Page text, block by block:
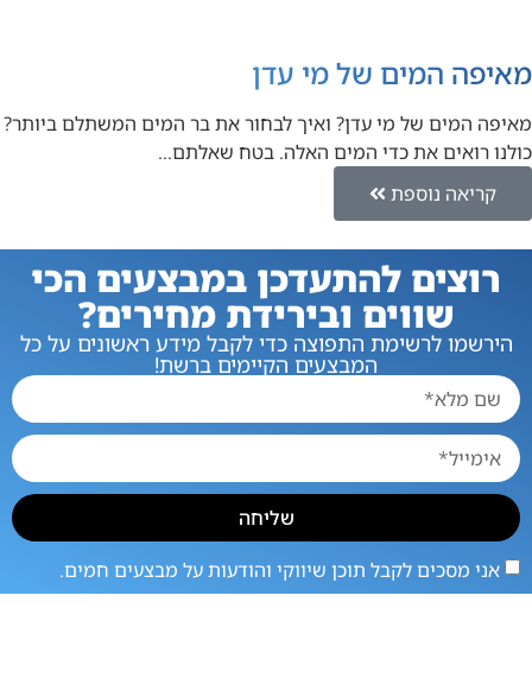
מאיפה המים של מי עדן
מאיפה המים של מי עדן? ואיך לבחור את בר המים המשתלם ביותר?
כולנו רואים את כדי המים האלה. בטח שאלתם…
קריאה נוספת
רוצים להתעדכן במבצעים הכי
שווים ובירידת מחירים?
הירשמו לרשימת התפוצה כדי לקבל מידע ראשונים על כל
המבצעים הקיימים ברשת!
אני מסכים לקבל תוכן שיווקי והודעות על מבצעים חמים.
שליחה